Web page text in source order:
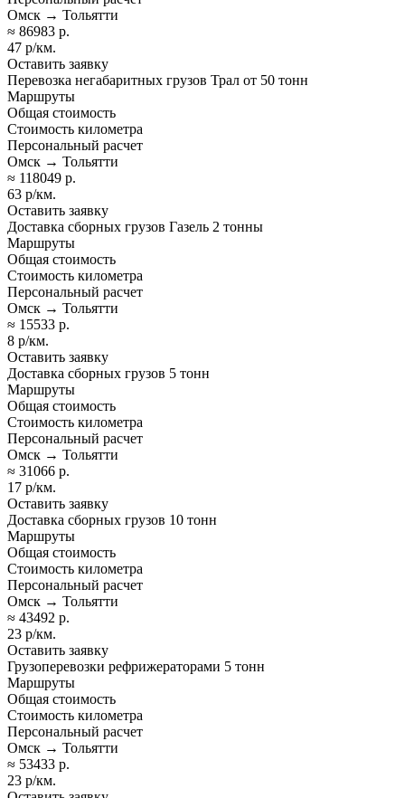
Омск → Тольятти
≈ 86983 р.
47 р/км.
Оставить заявку
Перевозка негабаритных грузов Трал от 50 тонн
Маршруты
Общая стоимость
Стоимость километра
Персональный расчет
Омск → Тольятти
≈ 118049 р.
63 р/км.
Оставить заявку
Доставка сборных грузов Газель 2 тонны
Маршруты
Общая стоимость
Стоимость километра
Персональный расчет
Омск → Тольятти
≈ 15533 р.
8 р/км.
Оставить заявку
Доставка сборных грузов 5 тонн
Маршруты
Общая стоимость
Стоимость километра
Персональный расчет
Омск → Тольятти
≈ 31066 р.
17 р/км.
Оставить заявку
Доставка сборных грузов 10 тонн
Маршруты
Общая стоимость
Стоимость километра
Персональный расчет
Омск → Тольятти
≈ 43492 р.
23 р/км.
Оставить заявку
Грузоперевозки рефрижераторами 5 тонн
Маршруты
Общая стоимость
Стоимость километра
Персональный расчет
Омск → Тольятти
≈ 53433 р.
23 р/км.